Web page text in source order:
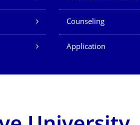
Counseling
Application